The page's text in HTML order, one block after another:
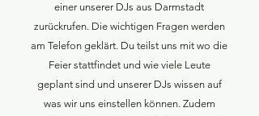
einer unserer DJs aus Darmstadt
zurückrufen. Die wichtigen Fragen werden
am Telefon geklärt. Du teilst uns mit wo die
Feier stattfindet und wie viele Leute
geplant sind und unserer DJs wissen auf
was wir uns einstellen können. Zudem